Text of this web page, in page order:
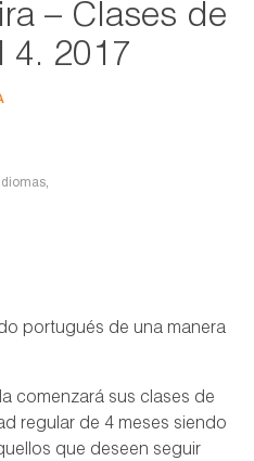
– Clases de
4. 2017
idiomas,
portugués de una manera
comenzará sus clases de
regular de 4 meses siendo
que deseen seguir